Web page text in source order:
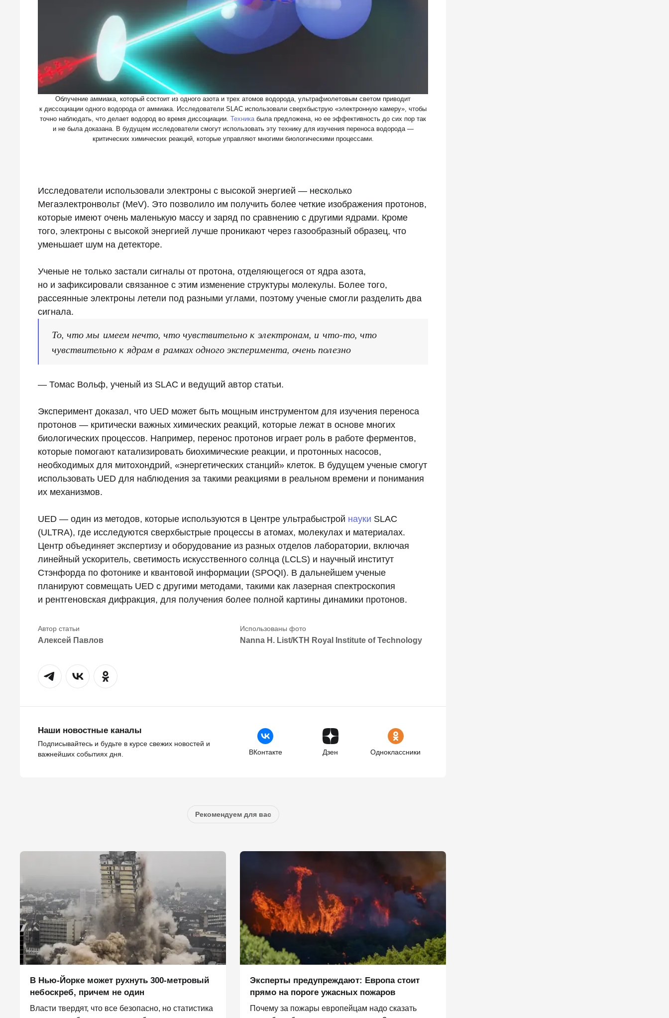
Облучение аммиака, который состоит из одного азота и трех атомов водорода, ультрафиолетовым светом приводит
к диссоциации одного водорода от аммиака. Исследователи SLAC использовали сверхбыструю «электронную камеру», чтобы
точно наблюдать, что делает водород во время диссоциации. Техникабыла предложена, но ее эффективность до сих пор так
и не была доказана. В будущем исследователи смогут использовать эту технику для изучения переноса водорода —
критических химических реакций, которые управляют многими биологическими процессами.
Исследователи использовали электроны с высокой энергией — несколько
Мегаэлектронвольт (MeV). Это позволило им получить более четкие изображения протонов,
которые имеют очень маленькую массу и заряд по сравнению с другими ядрами. Кроме
того, электроны с высокой энергией лучше проникают через газообразный образец, что
уменьшает шум на детекторе.
Ученые не только застали сигналы от протона, отделяющегося от ядра азота,
но и зафиксировали связанное с этим изменение структуры молекулы. Более того,
рассеянные электроны летели под разными углами, поэтому ученые смогли разделить два
сигнала.
То, что мы имеем нечто, что чувствительно к электронам, и что-то, что
чувствительно к ядрам в рамках одного эксперимента, очень полезно
— Томас Вольф, ученый из SLAC и ведущий автор статьи.
Эксперимент доказал, что UED может быть мощным инструментом для изучения переноса
протонов — критически важных химических реакций, которые лежат в основе многих
биологических процессов. Например, перенос протонов играет роль в работе ферментов,
которые помогают катализировать биохимические реакции, и протонных насосов,
необходимых для митохондрий, «энергетических станций» клеток. В будущем ученые смогут
использовать UED для наблюдения за такими реакциями в реальном времени и понимания
их механизмов.
UED — один из методов, которые используются в Центре ультрабыстрой науки SLAC
(ULTRA), где исследуются сверхбыстрые процессы в атомах, молекулах и материалах.
Центр объединяет экспертизу и оборудование из разных отделов лаборатории, включая
линейный ускоритель, светимость искусственного солнца (LCLS) и научный институт
Стэнфорда по фотонике и квантовой информации (SPOQI). В дальнейшем ученые
планируют совмещать UED с другими методами, такими как лазерная спектроскопия
и рентгеновская дифракция, для получения более полной картины динамики протонов.
Алексей Павлов Nanna H. List/KTH Royal Institute of Technology
Наши новостные каналы
Подписывайтесь и будьте в курсе свежих новостей и
важнейших событиях дня.
ВКонтакте Дзен Одноклассники
Рекомендуем для вас
В Нью-Йорке может рухнуть 300-метровый
небоскреб, причем не один
Власти твердят, что все безопасно, но статистика
Эксперты предупреждают: Европа стоит
прямо на пороге ужасных пожаров
Почему за пожары европейцам надо сказать